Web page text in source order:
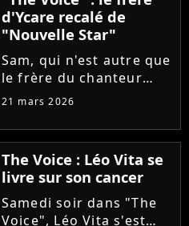
elle. Agacée, la
chanteuse a réglé ses...
d'Ycare recalé de
"Nouvelle Star"
Sam, qui n'est autre que
le frère du chanteur
Ycare, a rejoint
grâce à Florent Pagny
lors de la deuxième
soirée des auditions à
l'aveugle. Une revanche
pour...
21 mars 2026
The Voice : Léo Vita se
livre sur son cancer
Samedi soir dans "The
Voice", Léo Vita s'est